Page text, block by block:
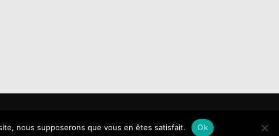
nous supposerons que vous en êtes satisfait. Ok